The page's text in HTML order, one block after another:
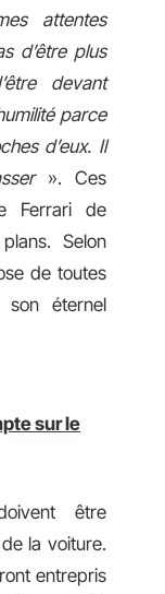
attentes
d’être plus
devant
parce
d’eux. Il
». Ces
Ferrari de
Selon
de toutes
éternel
sur le
être
la voiture.
entrepris